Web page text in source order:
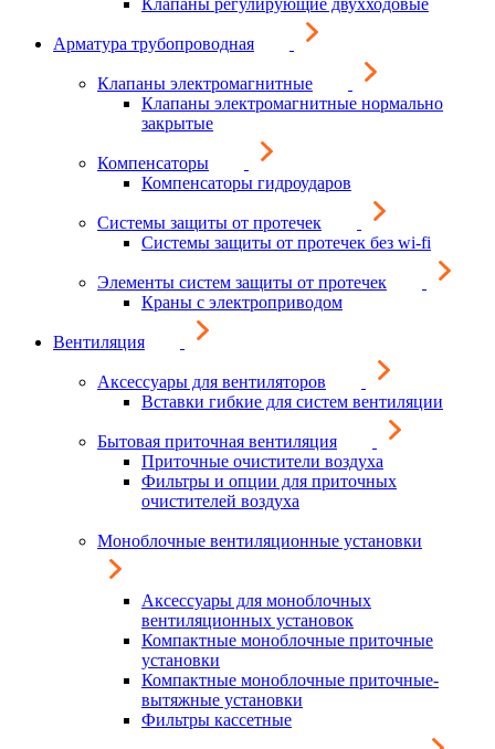
Клапаны регулирующие двухходовые
Арматура трубопроводная
Клапаны электромагнитные
Клапаны электромагнитные нормально
закрытые
Компенсаторы
Компенсаторы гидроударов
Системы защиты от протечек
Системы защиты от протечек без wi-fi
Элементы систем защиты от протечек
Краны с электроприводом
Вентиляция
Аксессуары для вентиляторов
Вставки гибкие для систем вентиляции
Бытовая приточная вентиляция
Приточные очистители воздуха
Фильтры и опции для приточных
очистителей воздуха
Моноблочные вентиляционные установки
Аксессуары для моноблочных
вентиляционных установок
Компактные моноблочные приточные
установки
Компактные моноблочные приточные-
вытяжные установки
Фильтры кассетные